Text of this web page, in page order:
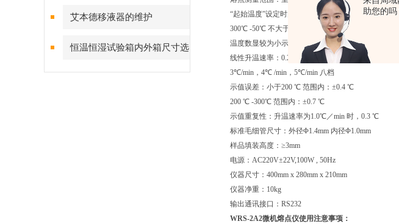
助您的吗
艾本德移液器的维护
恒温恒湿试验箱内外箱尺寸选
择技巧
“起始温度”设定时间：50℃ -300℃ 不大于6min
300℃ -50℃ 不大于7min
温度数显较为小示值:0.1℃
线性升温速率：0.2 ℃/min，0.5℃/min，1℃/min，
3℃/min，4℃ /min，5℃/min 八档
示值误差：小于200 ℃ 范围内：±0.4 ℃
200 ℃ -300℃ 范围内：±0.7 ℃
示值重复性：升温速率为1.0℃／min 时，0.3 ℃
标准毛细管尺寸：外径Φ1.4mm 内径Φ1.0mm
样品填装高度：≥3mm
电源：AC220V±22V,100W , 50Hz
仪器尺寸：400mm x 280mm x 210mm
仪器净重：10kg
输出通讯接口：RS232
WRS-2A2微机熔点仪使用注意事项：